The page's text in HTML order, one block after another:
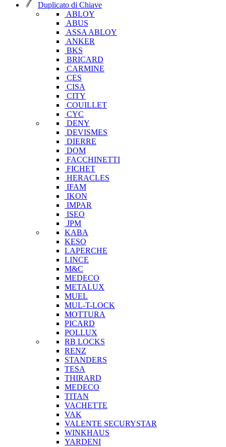
Duplicato di Chiave
ABLOY
ABUS
ASSA ABLOY
ANKER
BKS
BRICARD
CARMINE
CES
CISA
CITY
COUILLET
CYC
DENY
DEVISMES
DIERRE
DOM
FACCHINETTI
FICHET
HERACLES
IFAM
IKON
IMPAR
ISEO
JPM
KABA
KESO
LAPERCHE
LINCE
M&C
MEDECO
METALUX
MUEL
MUL-T-LOCK
MOTTURA
PICARD
POLLUX
RB LOCKS
RENZ
STANDERS
TESA
THIRARD
MEDECO
TITAN
VACHETTE
VAK
VALENTE SECURYSTAR
WINKHAUS
YARDENI